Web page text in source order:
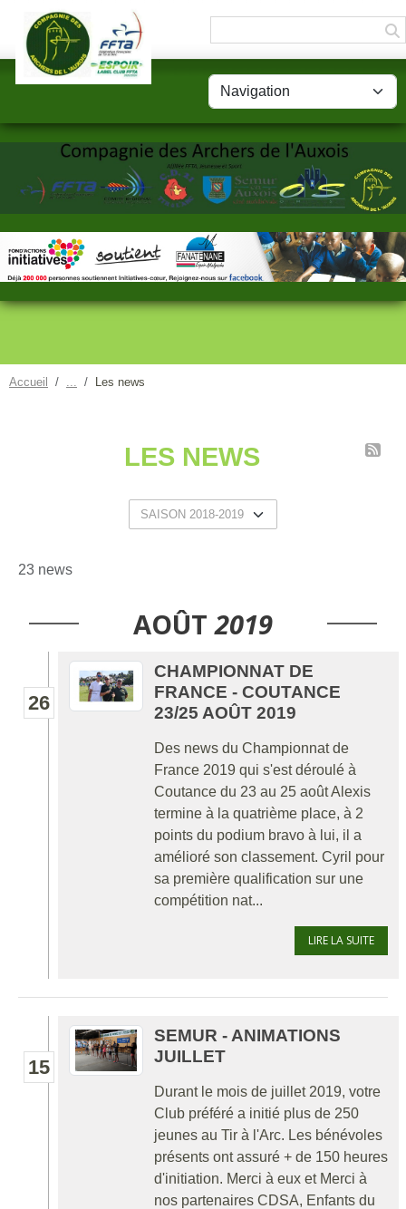
Accueil Les news
LES NEWS
23 news
AOÛT 2019
26
CHAMPIONNAT DE
FRANCE - COUTANCE
23/25 AOÛT 2019
Des news du Championnat de
France 2019 qui s'est déroulé à
Coutance du 23 au 25 août Alexis
termine à la quatrième place, à 2
points du podium bravo à lui, il a
amélioré son classement. Cyril pour
sa première qualification sur une
compétition nat...
LIRE LA SUITE
15
SEMUR - ANIMATIONS
JUILLET
Durant le mois de juillet 2019, votre
Club préféré a initié plus de 250
jeunes au Tir à l'Arc. Les bénévoles
présents ont assuré + de 150 heures
d'initiation. Merci à eux et Merci à
nos partenaires CDSA, Enfants du
Panneau de gestion des cookies